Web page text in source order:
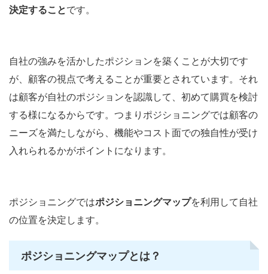
決定することです。
自社の強みを活かしたポジションを築くことが大切です
が、顧客の視点で考えることが重要とされています。それ
は顧客が自社のポジションを認識して、初めて購買を検討
する様になるからです。つまりポジショニングでは顧客の
ニーズを満たしながら、機能やコスト面での独自性が受け
入れられるかがポイントになります。
ポジショニングではポジショニングマップを利用して自社
の位置を決定します。
ポジショニングマップとは？